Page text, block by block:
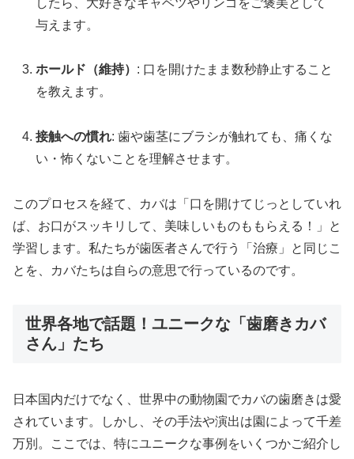
与えます。
ホールド（維持） : 口を開けたまま数秒静止すること
を教えます。
接触への慣れ: 歯や歯茎にブラシが触れても、痛くな
い・怖くないことを理解させます。
このプロセスを経て、カバは「口を開けてじっとしていれ
ば、お口がスッキリして、美味しいものももらえる！」と
学習します。私たちが歯医者さんで行う「治療」と同じこ
とを、カバたちは自らの意思で行っているのです。
世界各地で話題！ユニークな「歯磨きカバ
さん」たち
日本国内だけでなく、世界中の動物園でカバの歯磨きは愛
されています。しかし、その手法や演出は園によって千差
万別。ここでは、特にユニークな事例をいくつかご紹介し